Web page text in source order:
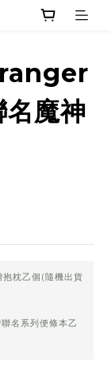
魔神
枕乙個(隨機出貨
名系列便條本乙